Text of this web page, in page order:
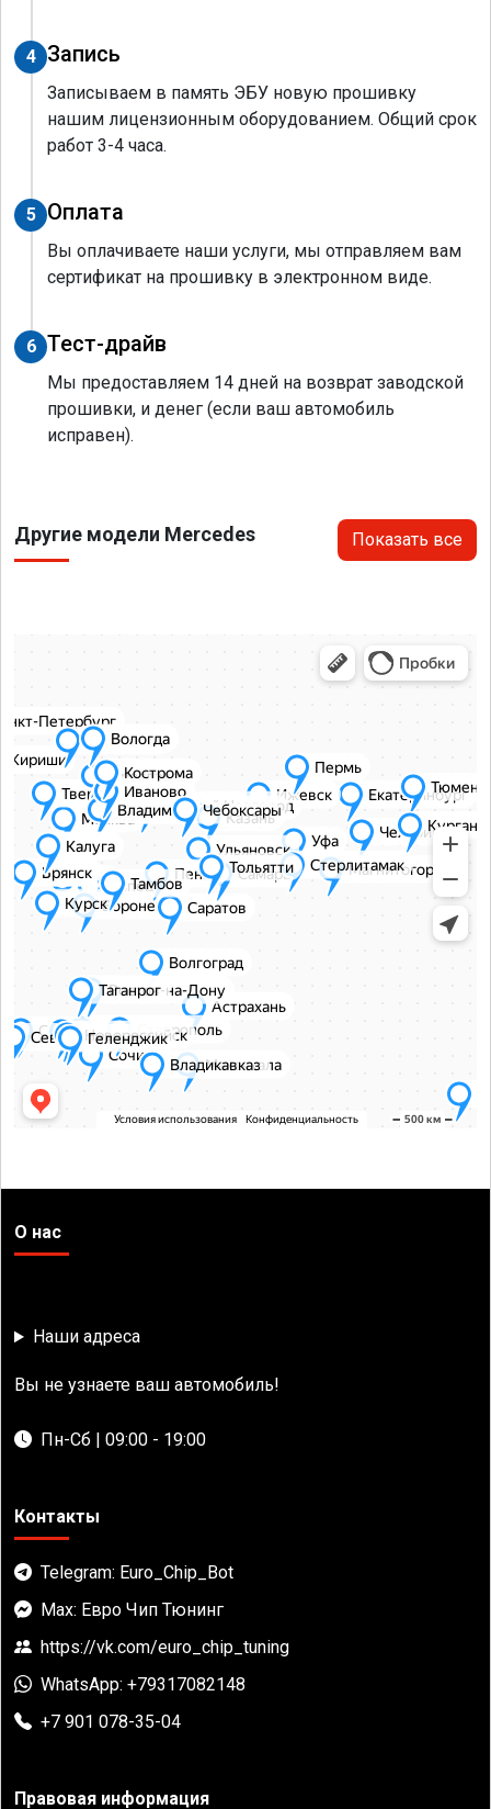
4 Запись
Записываем в память ЭБУ новую прошивку
нашим лицензионным оборудованием. Общий срок
работ 3-4 часа.
5 Оплата
Вы оплачиваете наши услуги, мы отправляем вам
сертификат на прошивку в электронном виде.
6 Тест-драйв
Мы предоставляем 14 дней на возврат заводской
прошивки, и денег (если ваш автомобиль
исправен).
Другие модели Mercedes Показать все
О нас
Наши адреса
Вы не узнаете ваш автомобиль!
Пн-Сб | 09:00 - 19:00
Контакты
Telegram: Euro_Chip_Bot
Max: Евро Чип Тюнинг
https://vk.com/euro_chip_tuning
WhatsApp: +79317082148
+7 901 078-35-04
Правовая информация